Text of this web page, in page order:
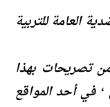
العامة للتربیة
تصریحات بھذا
في أحد المواقع